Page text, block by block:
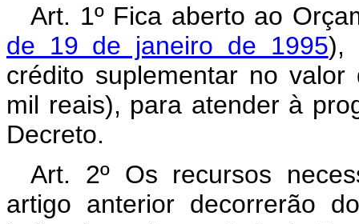
Art. 1º Fica aberto ao
de 19 de janeiro de 1995),
crédito suplementar no
mil reais), para atender à
Decreto.
Art. 2º Os recursos
artigo anterior decorrerão